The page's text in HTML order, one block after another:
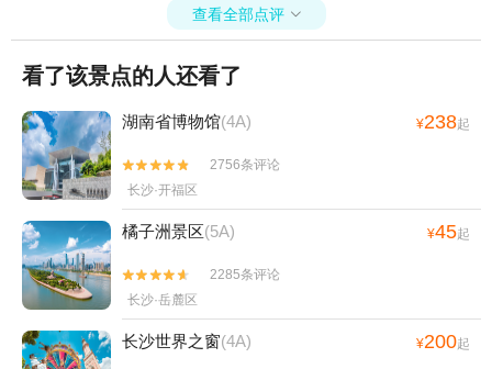
查看全部点评 
看了该景点的人还看了
湖南省博物馆(4A) ¥238起


2756条评论
长沙·开福区
橘子洲景区(5A) ¥45起


2285条评论
长沙·岳麓区
长沙世界之窗(4A) ¥200起